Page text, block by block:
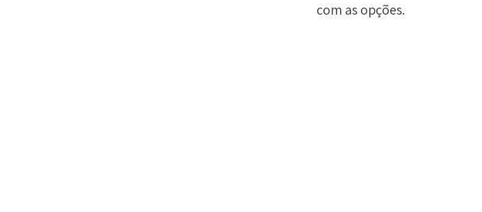
com as opções.